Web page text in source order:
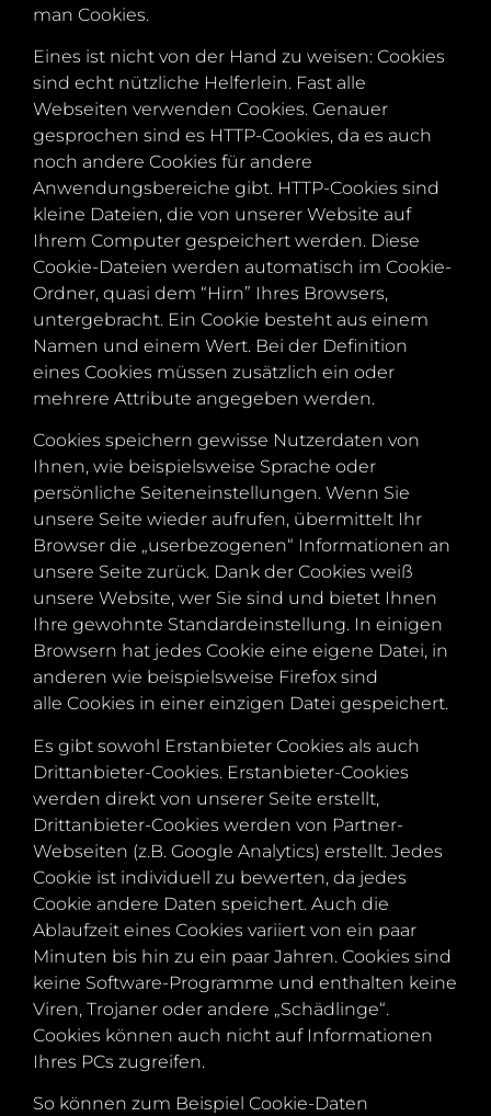
man Cookies.
Eines ist nicht von der Hand zu weisen: Cookies
sind echt nützliche Helferlein. Fast alle
Webseiten verwenden Cookies. Genauer
gesprochen sind es HTTP-Cookies, da es auch
noch andere Cookies für andere
Anwendungsbereiche gibt. HTTP-Cookies sind
kleine Dateien, die von unserer Website auf
Ihrem Computer gespeichert werden. Diese
Cookie-Dateien werden automatisch im Cookie-
Ordner, quasi dem “Hirn” Ihres Browsers,
untergebracht. Ein Cookie besteht aus einem
Namen und einem Wert. Bei der Definition
eines Cookies müssen zusätzlich ein oder
mehrere Attribute angegeben werden.
Cookies speichern gewisse Nutzerdaten von
Ihnen, wie beispielsweise Sprache oder
persönliche Seiteneinstellungen. Wenn Sie
unsere Seite wieder aufrufen, übermittelt Ihr
Browser die „userbezogenen“ Informationen an
unsere Seite zurück. Dank der Cookies weiß
unsere Website, wer Sie sind und bietet Ihnen
Ihre gewohnte Standardeinstellung. In einigen
Browsern hat jedes Cookie eine eigene Datei, in
anderen wie beispielsweise Firefox sind
alle Cookies in einer einzigen Datei gespeichert.
Es gibt sowohl Erstanbieter Cookies als auch
Drittanbieter-Cookies. Erstanbieter-Cookies
werden direkt von unserer Seite erstellt,
Drittanbieter-Cookies werden von Partner-
Webseiten (z.B. Google Analytics) erstellt. Jedes
Cookie ist individuell zu bewerten, da jedes
Cookie andere Daten speichert. Auch die
Ablaufzeit eines Cookies variiert von ein paar
Minuten bis hin zu ein paar Jahren. Cookies sind
keine Software-Programme und enthalten keine
Viren, Trojaner oder andere „Schädlinge“.
Cookies können auch nicht auf Informationen
Ihres PCs zugreifen.
So können zum Beispiel Cookie-Daten